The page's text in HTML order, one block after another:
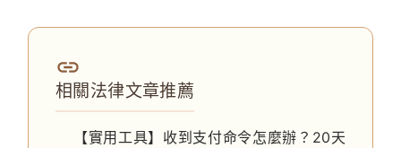
相關法律文章推薦
【實用工具】收到支付命令怎麼辦？20天